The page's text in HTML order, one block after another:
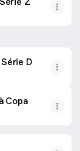
D
Copa